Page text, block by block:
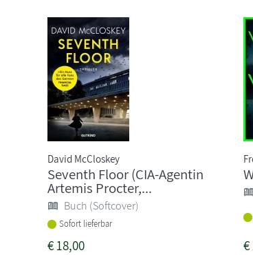
David McCloskey
Seventh Floor (CIA-Agentin
Artemis Procter,...
Buch (Softcover)
Sofort lieferbar
€18,00 €